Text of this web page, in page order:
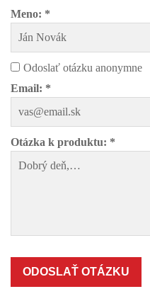
Meno: *
Odoslať otázku anonymne
Email: *
Otázka k produktu: *
ODOSLAŤ OTÁZKU